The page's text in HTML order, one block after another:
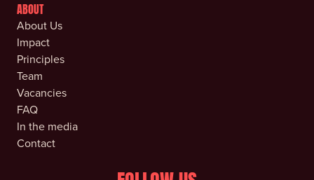
ABOUT
About Us
Impact
Principles
Team
Vacancies
FAQ
In the media
Contact